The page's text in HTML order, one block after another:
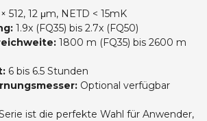
512, 12 μm, NETD < 15mK
1.9x (FQ35) bis 2.7x (FQ50)
1800 m (FQ35) bis 2600 m
6 bis 6.5 Stunden
Optional verfügbar
ist die perfekte Wahl für Anwender,